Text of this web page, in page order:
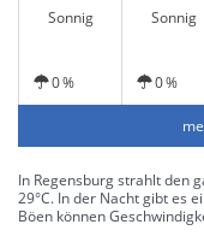
Sonnig
Sonnig
0 % 0 %
In Regensburg strahlt den
29°C. In der Nacht gibt es
Böen können